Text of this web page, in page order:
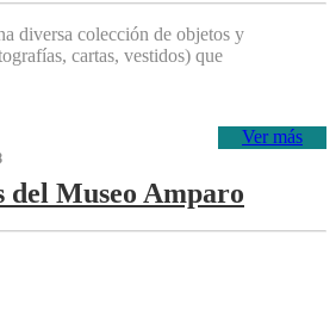
diversa colección de objetos y
cartas, vestidos) que
Ver más
del Museo Amparo